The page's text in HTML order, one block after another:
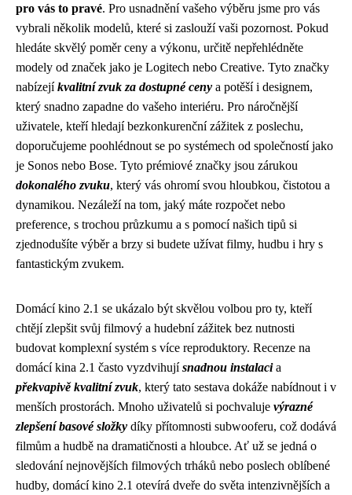
pro vás to pravé. Pro usnadnění vašeho výběru jsme pro vás
vybrali několik modelů, které si zaslouží vaši pozornost. Pokud
hledáte skvělý poměr ceny a výkonu, určitě nepřehlédněte
modely od značek jako je Logitech nebo Creative. Tyto značky
nabízejíkvalitní zvuk za dostupné ceny a potěší i designem,
který snadno zapadne do vašeho interiéru. Pro náročnější
uživatele, kteří hledají bezkonkurenční zážitek z poslechu,
doporučujeme poohlédnout se po systémech od společností jako
je Sonos nebo Bose. Tyto prémiové značky jsou zárukou
dokonalého zvuku, který vás ohromí svou hloubkou, čistotou a
dynamikou. Nezáleží na tom, jaký máte rozpočet nebo
preference, s trochou průzkumu a s pomocí našich tipů si
zjednodušíte výběr a brzy si budete užívat filmy, hudbu i hry s
fantastickým zvukem.
Domácí kino 2.1 se ukázalo být skvělou volbou pro ty, kteří
chtějí zlepšit svůj filmový a hudební zážitek bez nutnosti
budovat komplexní systém s více reproduktory. Recenze na
domácí kina 2.1 často vyzdvihujísnadnou instalacia
překvapivě kvalitní zvuk, který tato sestava dokáže nabídnout i v
menších prostorách. Mnoho uživatelů si pochvaluje výrazné
zlepšení basové složky díky přítomnosti subwooferu, což dodává
filmům a hudbě na dramatičnosti a hloubce. Ať už se jedná o
sledování nejnovějších filmových trháků nebo poslech oblíbené
hudby, domácí kino 2.1 otevírá dveře do světa intenzivnějších a